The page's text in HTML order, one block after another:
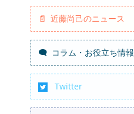
近藤尚己のニュース
コラム・お役立ち情報
Twitter